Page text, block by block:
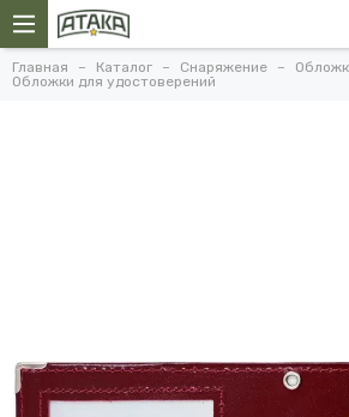
Главная Каталог Снаряжение
Обложки для удостоверений